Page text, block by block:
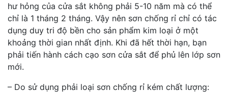
hư hỏng của cửa sắt không phải 5-10 năm mà có thể
chỉ là 1 tháng 2 tháng. Vậy nên sơn chống rỉ chỉ có tác
dụng duy tri độ bền cho sản phẩm kim loại ở một
khoảng thời gian nhất định. Khi đã hết thời hạn, bạn
phải tiến hành cách cạo sơn cửa sắt để phủ lên lớp sơn
mới.
– Do sử dụng phải loại sơn chống rỉ kém chất lượng: